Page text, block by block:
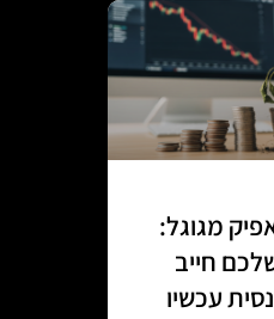
מגוגל:
חייב
עכשיו